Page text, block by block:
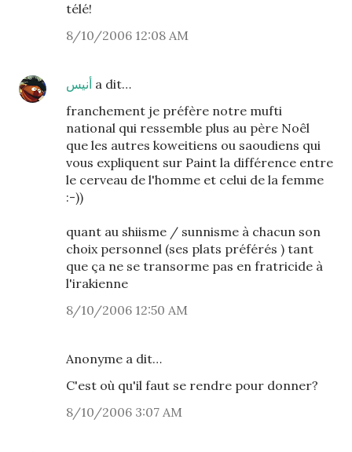
télé!
8/10/2006 12:08 AM
أنيس a dit…
franchement je préfère notre mufti
national qui ressemble plus au père Noêl
que les autres koweitiens ou saoudiens qui
vous expliquent sur Paint la différence entre
le cerveau de l'homme et celui de la femme
:-))
quant au shiisme / sunnisme à chacun son
choix personnel (ses plats préférés ) tant
que ça ne se transorme pas en fratricide à
l'irakienne
8/10/2006 12:50 AM
Anonyme a dit…
C'est où qu'il faut se rendre pour donner?
8/10/2006 3:07 AM